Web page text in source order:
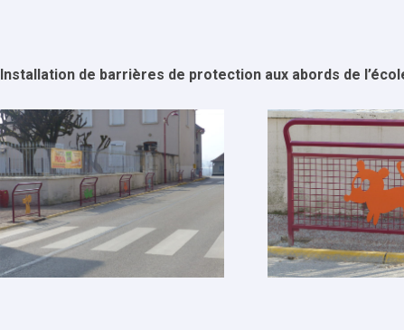
Installation de barrières de protection aux abords de